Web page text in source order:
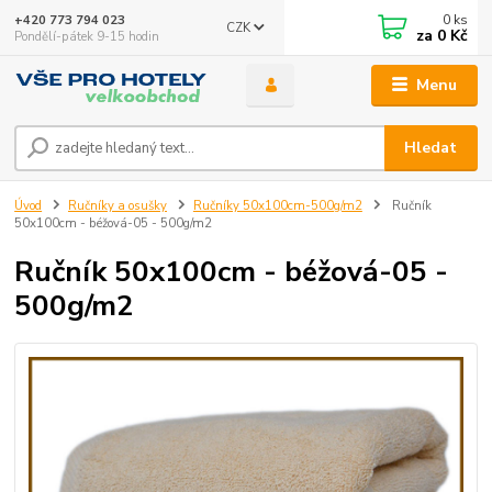
Menu
CZK
Hledat
+420 773 794 023
Pondělí-pátek 9-15 hodin
0 ks
za 0 Kč
Úvod Ručníky a osušky Ručníky 50x100cm-500g/m2
Ručník
50x100cm - béžová-05 - 500g/m2
Ručník 50x100cm - béžová-05 -
500g/m2